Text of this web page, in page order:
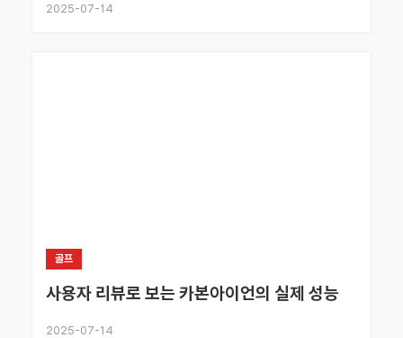
2025-07-14
골프
사용자 리뷰로 보는 카본아이언의 실제 성능
2025-07-14